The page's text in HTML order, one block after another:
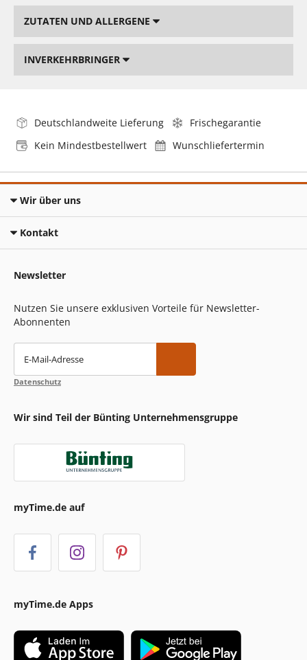
ZUTATEN UND ALLERGENE
INVERKEHRBRINGER
Deutschlandweite Lieferung
Frischegarantie
Kein Mindestbestellwert
Wunschliefertermin
Wir über uns
Kontakt
Newsletter
Nutzen Sie unsere exklusiven Vorteile für Newsletter-
Abonnenten
E-Mail-Adresse
Datenschutz
Wir sind Teil der Bünting Unternehmensgruppe
myTime.de auf
myTime.de Apps